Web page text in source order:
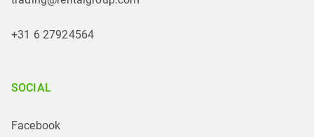
+31 6 27924564
SOCIAL
Facebook